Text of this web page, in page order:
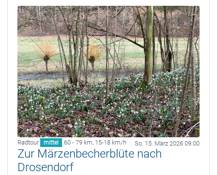
Radtour mittel 60 - 79 km, 15-18 km/h So. 15. März 2026 09:00
Zur Märzenbecherblüte nach
Drosendorf